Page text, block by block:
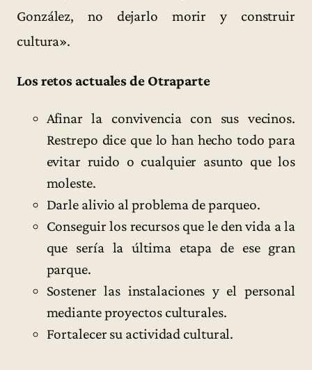
González, no dejarlo morir y construir
cultura».
Los retos actuales de Otraparte
Afinar la convivencia con sus vecinos.
Restrepo dice que lo han hecho todo para
evitar ruido o cualquier asunto que los
moleste.
Darle alivio al problema de parqueo.
Conseguir los recursos que le den vida a la
que sería la última etapa de ese gran
parque.
Sostener las instalaciones y el personal
mediante proyectos culturales.
Fortalecer su actividad cultural.